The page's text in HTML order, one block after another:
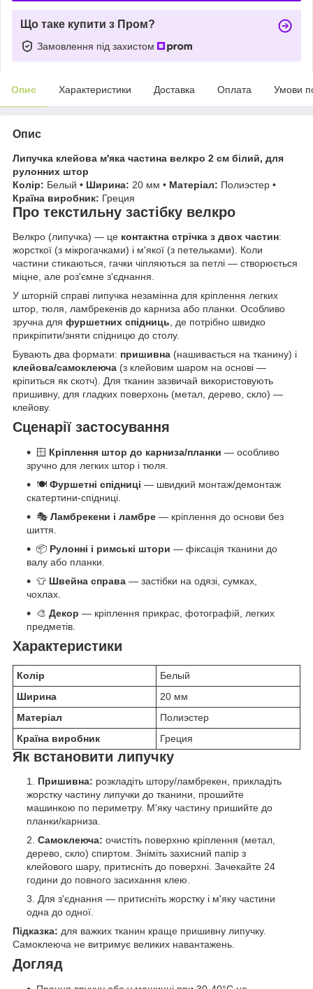
Що таке купити з Пром?
Замовлення під захистом
Опис Характеристики Доставка Оплата Умови
Опис
Липучка клейова м'яка частина велкро 2 см білий, для
рулонних штор
Колір: Белый • Ширина: 20 мм • Матеріал: Полиэстер •
Країна виробник: Греция
Про текстильну застібку велкро
Велкро (липучка) — це контактна стрічка з двох частин:
жорсткої (з мікрогачками) і м'якої (з петельками). Коли
частини стикаються, гачки чіпляються за петлі — створюється
міцне, але роз'ємне з'єднання.
У шторній справі липучка незамінна для кріплення легких
штор, тюля, ламбрекенів до карниза або планки. Особливо
зручна для фуршетних спідниць, де потрібно швидко
прикріпити/зняти спідницю до столу.
Бувають два формати: пришивна (нашивається на тканину) і
клейова/самоклеюча (з клейовим шаром на основі —
кріпиться як скотч). Для тканин зазвичай використовують
пришивну, для гладких поверхонь (метал, дерево, скло) —
клейову.
Сценарії застосування
🪟 Кріплення штор до карниза/планки — особливо
зручно для легких штор і тюля.
🍽️ Фуршетні спідниці — швидкий монтаж/демонтаж
скатертини-спідниці.
🎭 Ламбрекени і ламбре — кріплення до основи без
шиття.
📦 Рулонні і римські штори — фіксація тканини до
валу або планки.
👕 Швейна справа — застібки на одязі, сумках,
чохлах.
🎨 Декор — кріплення прикрас, фотографій, легких
предметів.
Характеристики
Колір
Белый
Ширина
20 мм
Матеріал
Полиэстер
Країна виробник
Греция
Як встановити липучку
Пришивна: розкладіть штору/ламбрекен, прикладіть
жорстку частину липучки до тканини, прошийте
машинкою по периметру. М'яку частину пришийте до
планки/карниза.
Самоклеюча: очистіть поверхню кріплення (метал,
дерево, скло) спиртом. Зніміть захисний папір з
клейового шару, притисніть до поверхні. Зачекайте 24
години до повного засихання клею.
Для з'єднання — притисніть жорстку і м'яку частини
одна до одної.
Підказка: для важких тканин краще пришивну липучку.
Самоклеюча не витримує великих навантажень.
Догляд